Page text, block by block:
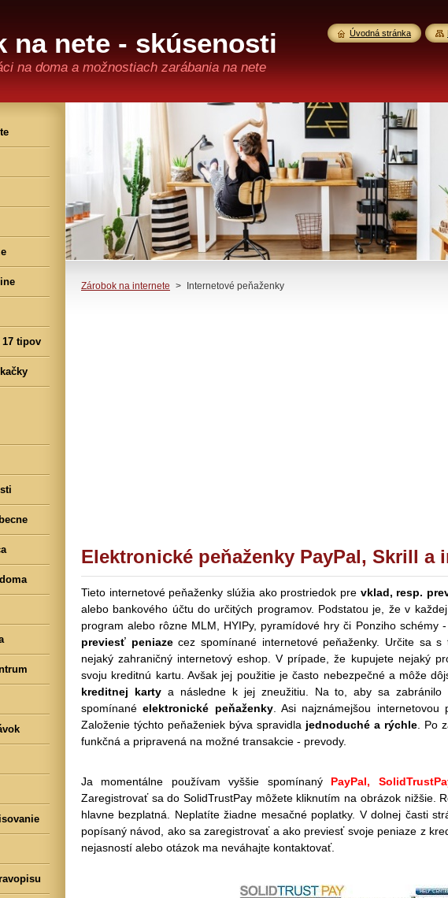
na nete - skúsenosti
na doma a možnostiach zarábania na nete
Zárobok na internete > Internetové peňaženky
Elektronické peňaženky PayPal, Skrill a
Tieto internetové peňaženky slúžia ako prostriedok pre vklad, resp.
alebo bankového účtu do určitých programov. Podstatou je, že v
program alebo rôzne MLM, HYIPy, pyramídové hry či Ponziho schémy
previesť peniazecez spomínané internetové peňaženky. Určite sa
nejaký zahraničný internetový eshop. V prípade, že kupujete nejaký
svoju kreditnú kartu. Avšak jej použitie je často nebezpečné a môže
kreditnej kartya následne k jej zneužitiu. Na to, aby sa zabránilo
spomínanéelektronické peňaženky. Asi najznámejšou internetovou
Založenie týchto peňaženiek býva spravidla jednoduché a rýchle . Po
funkčná a pripravená na možné transakcie - prevody.
Ja momentálne používam vyššie spomínaný PayPal,
Zaregistrovať sa do SolidTrustPay môžete kliknutím na obrázok nižšie.
hlavne bezplatná. Neplatíte žiadne mesačné poplatky. V dolnej časti
popísaný návod, ako sa zaregistrovať a ako previesť svoje peniaze z
nejasností alebo otázok ma neváhajte kontaktovať.
tipov
Úvodná stránka